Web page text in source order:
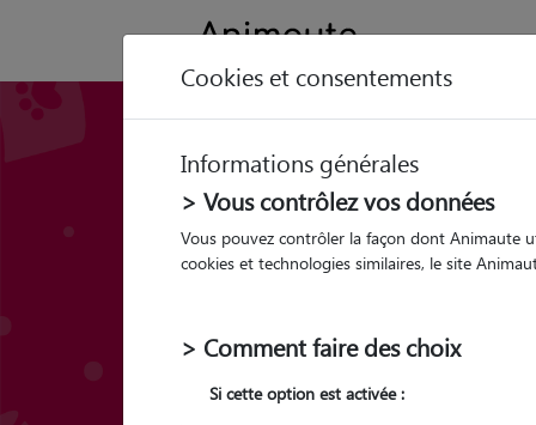
Meilleure
chat stérilisé :
Cookies et consentements
Informations générales
> Vous contrôlez vos données
Vous pouvez contrôler la façon dont Animaute
cookies et technologies similaires, le site
> Comment faire des choix
Si cette option est activée :